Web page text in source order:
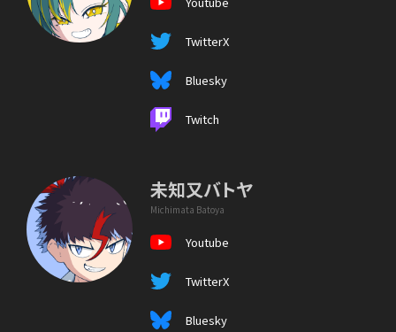
TwitterX
Bluesky
Twitch
未知又バトヤ
Michimata Batoya
Youtube
TwitterX
Bluesky